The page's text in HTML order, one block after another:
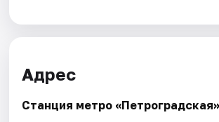
Адрес
Станция метро «Петроградская»